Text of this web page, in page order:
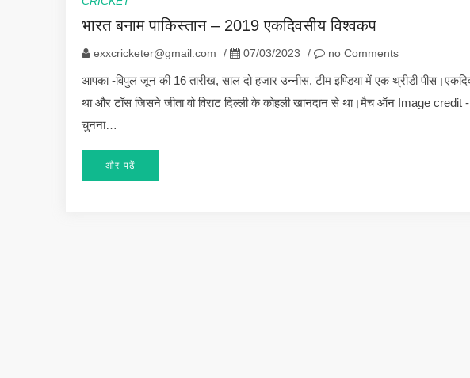
भारत बनाम पाकिस्तान – 2019 एकदिवसीय विश्वकप
exxcricketer@gmail.com / 07/03/2023 / no Comments
आपका -विपुल जून की 16 तारीख, साल दो हजार उन्नीस, टीम इण्डिया में एक थ्रीडी
था और टॉस जिसने जीता वो विराट दिल्ली के कोहली खानदान से था।मैच ऑन Image credit
चुनना…
और पढ़ें